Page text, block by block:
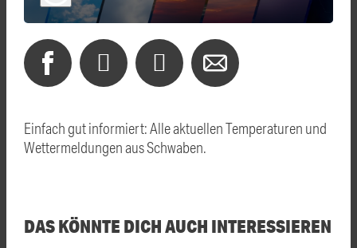
Einfach gut informiert: Alle aktuellen Temperaturen und
Wettermeldungen aus Schwaben.
DAS KÖNNTE DICH AUCH INTERESSIEREN